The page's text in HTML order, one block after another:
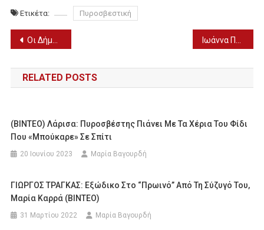
Ετικέτα: Πυροσβεστική
Πλοήγηση
άρθρων
Οι Δήμοι της Πέλλας πληρώνονται τρεις δόσεις της τ. ΣΑΤΑ (ΠΙΝΑΚΑΣ)
RELATED POSTS
(ΒΙΝΤΕΟ) Λάρισα: Πυροσβέστης Πιάνει Με Τα Χέρια Του Φίδι
Που «μπούκαρε» Σε Σπίτι
20 Ιουνίου 2023 Μαρία Βαγουρδή
ΓΙΩΡΓΟΣ ΤΡΑΓΚΑΣ: Εξώδικο Στο “Πρωινό” Από Τη Σύζυγό Του,
Μαρία Καρρά (ΒΙΝΤΕΟ)
31 Μαρτίου 2022 Μαρία Βαγουρδή